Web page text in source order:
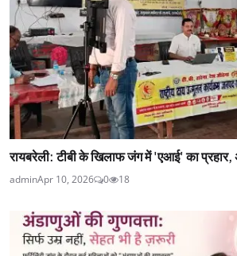
रायबरेली: टीबी के खिलाफ जंग में 'एआई' का
adminApr 10, 2026 0 18